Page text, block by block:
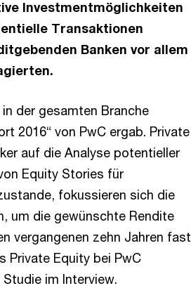
Investmentmöglichkeiten
Transaktionen
Banken vor allem
der gesamten Branche
2016“ von PwC ergab. Private
auf die Analyse potentieller
Equity Stories für
fokussieren sich die
um die gewünschte Rendite
vergangenen zehn Jahren fast
Private Equity bei PwC
im Interview.